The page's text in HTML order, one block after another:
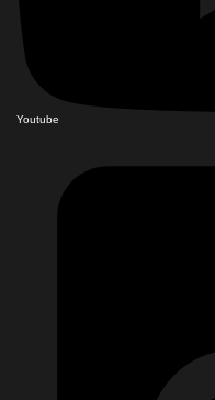
Youtube